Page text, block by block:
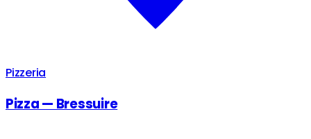
Pizzeria
Pizza — Bressuire